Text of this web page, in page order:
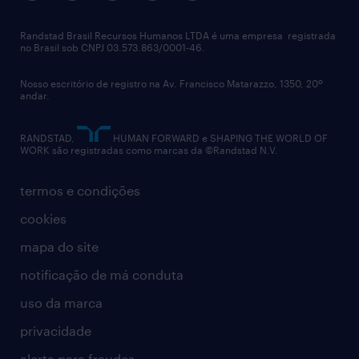
políticas corporativas
relatório anual
termos e condições
cookies
mapa do site
notificação de má conduta
uso da marca
privacidade
Randstad Brasil Recursos Humanos LTDA é uma empresa registrada
no Brasil sob CNPJ 03.573.863/0001-46.
Nosso escritório de registro na Av. Francisco Matarazzo, 1350, 20º
andar.
RANDSTAD,
HUMAN FORWARD e SHAPING THE WORLD OF
WORK são registradas como marcas da ©Randstad N.V.